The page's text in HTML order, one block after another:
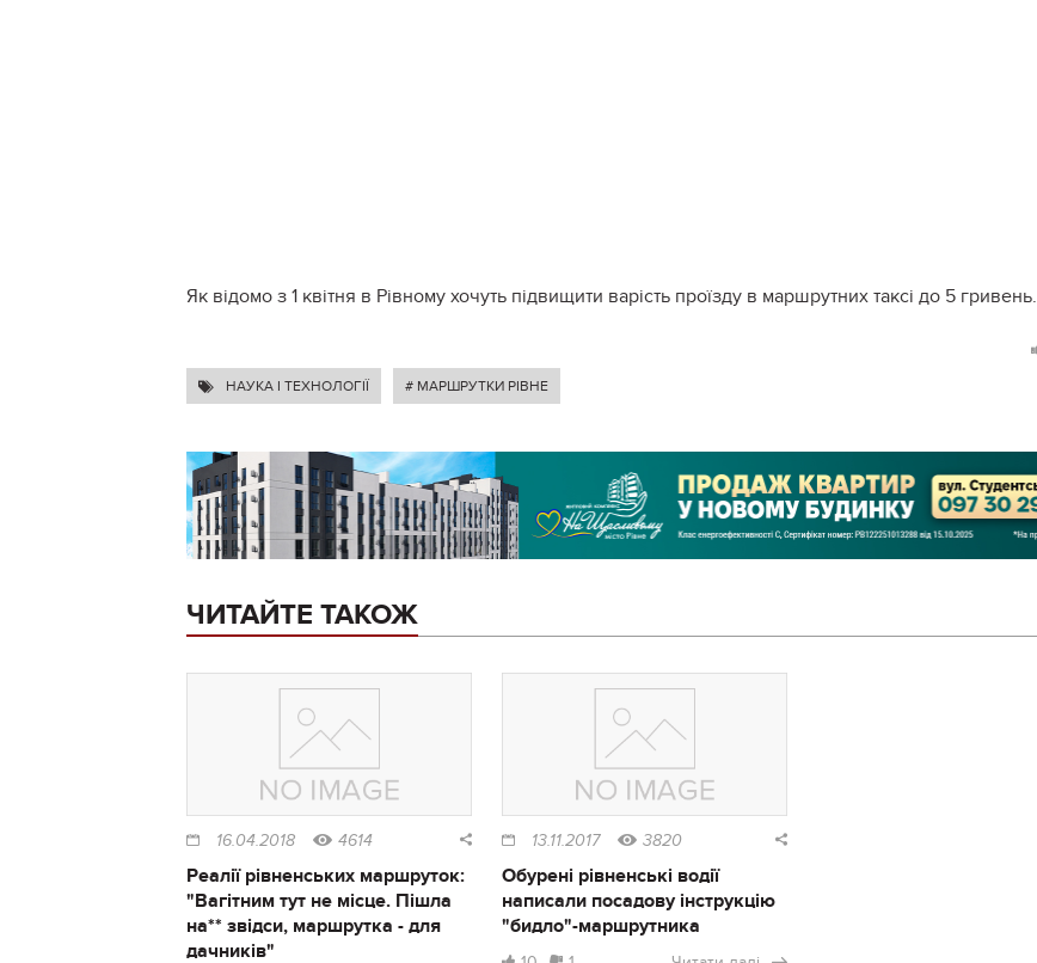
Як відомо з 1 квітня в Рівному хочуть підвищити варість проїзду в маршрутних таксі до 5 гривень.
НАУКА І ТЕХНОЛОГІЇ # МАРШРУТКИ РІВНЕ
ЧИТАЙТЕ ТАКОЖ
16.04.2018 4614
Реалії рівненських маршруток:
"Вагітним тут не місце. Пішла
на** звідси, маршрутка - для
дачників"
13.11.2017 3820
Обурені рівненські водії
написали посадову інструкцію
"бидло"-маршрутника